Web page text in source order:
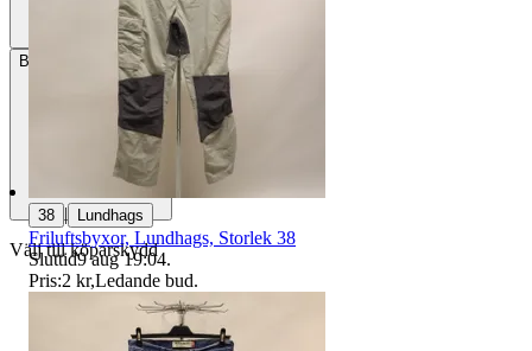
Betalning Via Tradera
Välj till köparskydd
38 | Lundhags
Friluftsbyxor, Lundhags, Storlek 38
Sluttid9 aug 19:04.
Pris:2 kr,Ledande bud.